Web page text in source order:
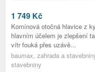
1 749 Kč
Komínová otočná hlavice z
hlavním účelem je zlepšení
vítr fouká přes uzávě...
baumax, zahrada a
stavebniny